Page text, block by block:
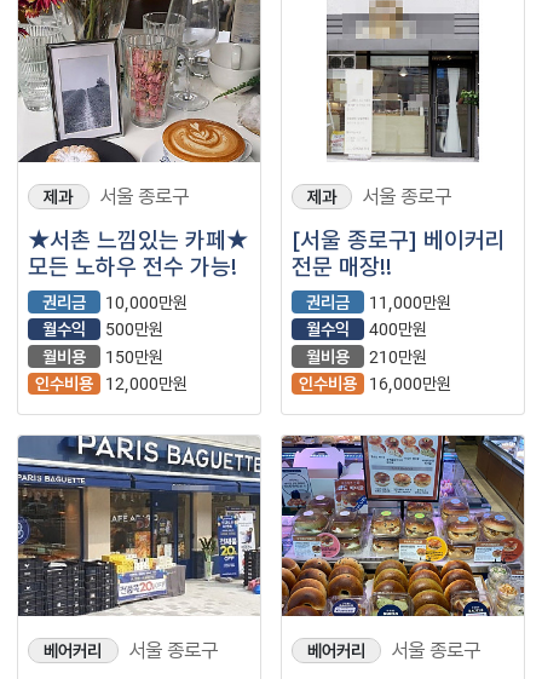
제과 서울 종로구
★서촌 느낌있는 카페★
모든 노하우 전수 가능!
권리금
10,000만원
월수익
500만원
월비용
150만원
인수비용
12,000만원
제과 서울 종로구
[서울 종로구] 베이커리
전문 매장!!
권리금
11,000만원
월수익
400만원
월비용
210만원
인수비용
16,000만원
베어커리 서울 종로구 베어커리 서울 종로구